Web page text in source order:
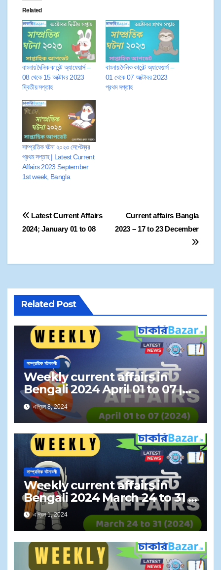
Related
বাংলায় দৈনিক কারেন্ট অ্যাফেয়ার্স –
08 থেকে 15 অক্টোবর 2023
দ্বিতীয় সপ্তাহ
বাংলায় দৈনিক কারেন্ট অ্যাফেয়ার্স –
01 থেকে 07 অক্টোবর 2023
প্রথম সপ্তাহ
সাম্প্রতিক ঘটনা ২০২৩ সেপ্টেম্বর
প্রথম সপ্তাহ | Latest Current
Affairs 2023 September
1st week, Bangla
Current affairs Bangla
2023 – 17 to 23 December
Latest Current Affairs
2024; January 01 to 08​
Related Post
সাম্প্রতিক ঘটনাবলী
Weekly current affairs in
Bengali 2024 April 01 to 07 |
সাপ্তাহিক কারেন্ট অ্যাফেয়ার্স ২০২৪ এপ্রিল ০১
থেকে ০৭
এপ্রিল 8, 2024
সাম্প্রতিক ঘটনাবলী
Weekly current affairs in
Bengali 2024 March 24 to 31 |
সাপ্তাহিক কারেন্ট অ্যাফেয়ার্স ২০২৪ মার্চ ২৪ থেকে
৩১
এপ্রিল 1, 2024